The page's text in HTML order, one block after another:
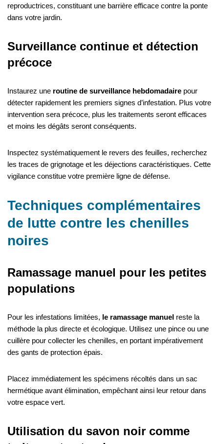
reproductrices, constituant une barrière efficace contre la ponte
dans votre jardin.
Surveillance continue et détection
précoce
Instaurez une routine de surveillance hebdomadaire pour
détecter rapidement les premiers signes d’infestation. Plus votre
intervention sera précoce, plus les traitements seront efficaces
et moins les dégâts seront conséquents.
Inspectez systématiquement le revers des feuilles, recherchez
les traces de grignotage et les déjections caractéristiques. Cette
vigilance constitue votre première ligne de défense.
Techniques complémentaires
de lutte contre les chenilles
noires
Ramassage manuel pour les petites
populations
Pour les infestations limitées, le ramassage manuel reste la
méthode la plus directe et écologique. Utilisez une pince ou une
cuillère pour collecter les chenilles, en portant impérativement
des gants de protection épais.
Placez immédiatement les spécimens récoltés dans un sac
hermétique avant élimination, empêchant ainsi leur retour dans
votre espace vert.
Utilisation du savon noir comme